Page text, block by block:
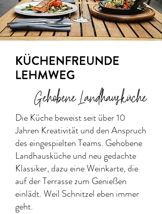
KÜCHENFREUNDE
LEHMWEG
Gehobene Landhausküche
Die Küche beweist seit über 10
Jahren Kreativität und den Anspruch
des eingespielten Teams. Gehobene
Landhausküche und neu gedachte
Klassiker, dazu eine Weinkarte, die
auf der Terrasse zum Genießen
einlädt. Weil Schnitzel eben immer
geht.